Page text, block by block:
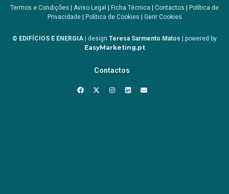
Termos e Condições | Aviso Legal | Ficha Técnica | Contactos | Política de
Privacidade| Política de Cookies | Gerir Cookies
© EDIFÍCIOS E ENERGIA | design Teresa Sarmento Matos | powered by
EasyMarketing.pt
Contactos